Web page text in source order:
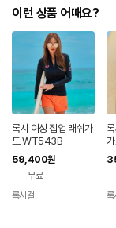
이런 상품 어때요?
록시 여성 집업 래쉬가
드 WT543B
59,400원
무료
록시걸 록